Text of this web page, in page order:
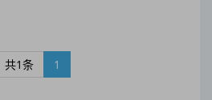
共1条 1